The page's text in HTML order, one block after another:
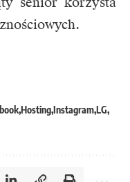
HostingInstagramLG